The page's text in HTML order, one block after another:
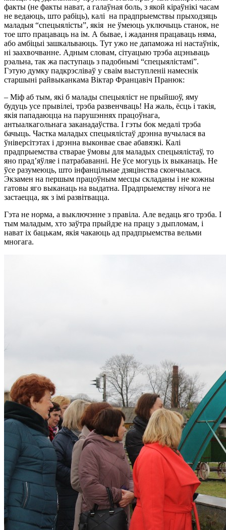
факты (не факты нават, а галаўная боль, з якой кіраўнікі часам
не ведаюць, што рабіць), калі на прадпрыемствы прыходзяць
маладыя “спецыялісты”, якія не ўмеюць уключыць станок, не
тое што працаваць на ім. А бывае, і жадання працаваць няма,
або амбіцыі зашкальваюць. Тут ужо не дапаможа ні настаўнік,
ні заахвочванне. Адным словам, сітуацыю трэба ацэньваць
рэальна, так жа паступаць з падобнымі “спецыялістамі”.
Гэтую думку падкрэсліваў у сваім выступленіі намеснік
старшыні райвыканкама Віктар Францавіч Пранюк:
– Міф аб тым, які б малады спецыяліст не прыйшоў, яму
будуць усе прывілеі, трэба развенчваць! На жаль, ёсць і такія,
якія пападаюцца на парушэннях працоўнага,
антыалкагольнага заканадаўства. І гэты бок медалі трэба
бачыць. Частка маладых спецыялістаў дрэнна вучылася ва
ўніверсітэтах і дрэнна выконвае свае абавязкі. Калі
прадпрыемства стварае ўмовы для маладых спецыялістаў, то
яно прад’яўляе і патрабаванні. Не ўсе могуць іх выканаць. Не
ўсе разумеюць, што інфанцільнае дзяцінства скончылася.
Экзамен на першым працоўным месцы складаны і не кожны
гатовы яго выканаць на выдатна. Прадпрыемству нічога не
застаецца, як з імі развітвацца.
Гэта не норма, а выключэнне з правіла. Але ведаць яго трэба. І
тым маладым, хто заўтра прыйдзе на працу з дыпломам, і
нават іх бацькам, якія чакаюць ад прадпрыемства вельми
многага.